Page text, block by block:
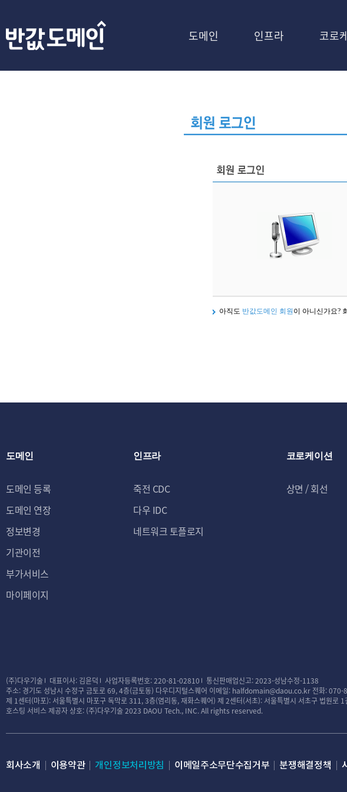
도메인 인프라 코로
아직도 반값도메인 회원 이 아니신가요?
도메인
도메인 등록
도메인 연장
정보변경
기관이전
부가서비스
마이페이지
인프라
죽전 CDC
다우 IDC
네트워크 토플로지
코로케이션
상면 / 회선
(주)다우기술 대표이사: 김윤덕 사업자등록번호: 220-81-02810
통신판매업신고: 2023-성남수정-1138
주소: 경기도 성남시 수정구 금토로 69, 4층(금토동) 다우디지털스퀘어 이메일: halfdomain@daou.co.kr 전화: 070-
제 1센터(마포): 서울특별시 마포구 독막로 311, 3층(염리동, 재화스퀘어) 제 2센터(서초): 서울특별시 서초구 법원로
호스팅 서비스 제공자 상호: (주)다우기술2023 DAOU Tech., INC. All rights reserved.
회사소개 이용약관 개인정보처리방침 이메일주소무단수집거부 분쟁해결정책